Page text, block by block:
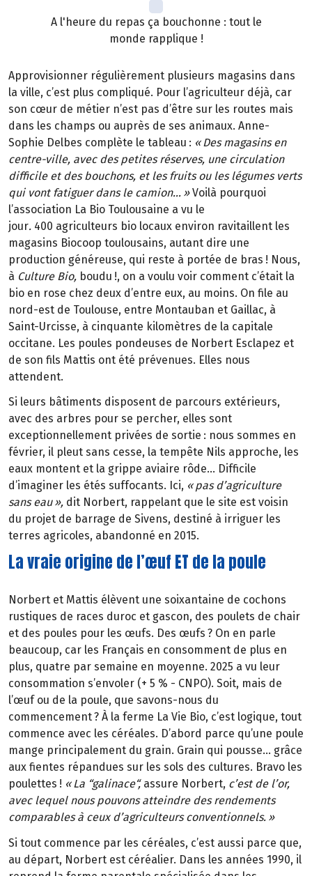
A l'heure du repas ça bouchonne : tout le
monde rapplique !
Approvisionner régulièrement plusieurs magasins dans
la ville, c’est plus compliqué. Pour l’agriculteur déjà, car
son cœur de métier n’est pas d’être sur les routes mais
dans les champs ou auprès de ses animaux. Anne-
Sophie Delbes complète le tableau : « Des magasins en
centre-ville, avec des petites réserves, une circulation
difficile et des bouchons, et les fruits ou les légumes verts
qui vont fatiguer dans le camion… » Voilà pourquoi
l’association La Bio Toulousaine a vu le
jour. 400 agriculteurs bio locaux environ ravitaillent les
magasins Biocoop toulousains, autant dire une
production généreuse, qui reste à portée de bras ! Nous,
à Culture Bio, boudu !, on a voulu voir comment c’était la
bio en rose chez deux d’entre eux, au moins. On file au
nord-est de Toulouse, entre Montauban et Gaillac, à
Saint-Urcisse, à cinquante kilomètres de la capitale
occitane. Les poules pondeuses de Norbert Esclapez et
de son fils Mattis ont été prévenues. Elles nous
attendent.
Si leurs bâtiments disposent de parcours extérieurs,
avec des arbres pour se percher, elles sont
exceptionnellement privées de sortie : nous sommes en
février, il pleut sans cesse, la tempête Nils approche, les
eaux montent et la grippe aviaire rôde… Difficile
d’imaginer les étés suffocants. Ici, « pas d’agriculture
sans eau », dit Norbert, rappelant que le site est voisin
du projet de barrage de Sivens, destiné à irriguer les
terres agricoles, abandonné en 2015.
La vraie origine de l’œuf ET de la poule
Norbert et Mattis élèvent une soixantaine de cochons
rustiques de races duroc et gascon, des poulets de chair
et des poules pour les œufs. Des œufs ? On en parle
beaucoup, car les Français en consomment de plus en
plus, quatre par semaine en moyenne. 2025 a vu leur
consommation s’envoler (+ 5 % - CNPO). Soit, mais de
l’œuf ou de la poule, que savons-nous du
commencement? À la ferme La Vie Bio, c’est logique, tout
commence avec les céréales. D’abord parce qu’une poule
mange principalement du grain. Grain qui pousse… grâce
aux fientes répandues sur les sols des cultures. Bravo les
poulettes ! « La “galinace“,assure Norbert, c’est de l’or,
avec lequel nous pouvons atteindre des rendements
comparables à ceux d’agriculteurs conventionnels. »
Si tout commence par les céréales, c’est aussi parce que,
au départ, Norbert est céréalier. Dans les années 1990, il